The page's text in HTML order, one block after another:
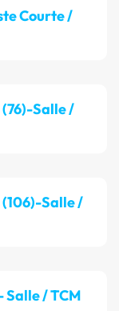
Courte /
Salle /
Salle /
Salle / TCM